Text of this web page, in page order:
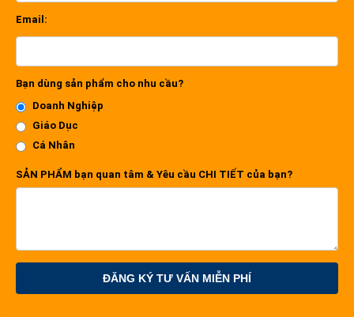
Email:
Bạn dùng sản phẩm cho nhu cầu?
Doanh Nghiệp
Giáo Dục
Cá Nhân
SẢN PHẨM bạn quan tâm & Yêu cầu CHI TIẾT của bạn?
ĐĂNG KÝ TƯ VẤN MIỄN PHÍ